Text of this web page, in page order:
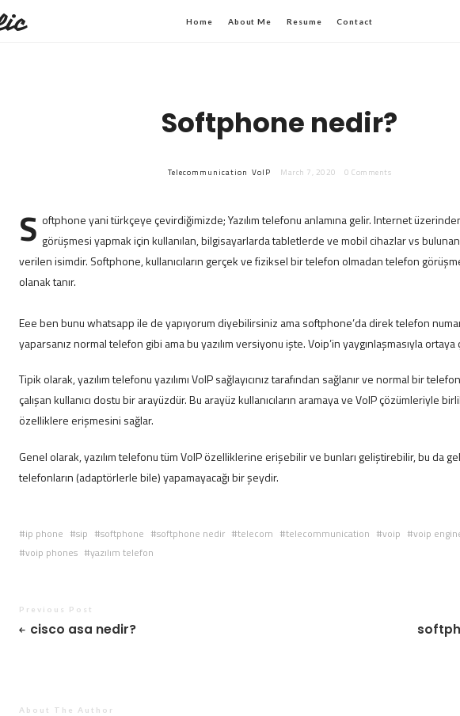
Home About Me Resume Contact
Softphone nedir?
Telecommunication VoIP March 7, 2020 0 Comments
S oftphone yani türkçeye çevirdiğimizde; Yazılım telefonu anlamına gelir. Internet
görüşmesi yapmak için kullanılan, bilgisayarlarda tabletlerde ve mobil cihazlar vs
verilen isimdir. Softphone, kullanıcıların gerçek ve fiziksel bir telefon olmadan telefon
olanak tanır.
Eee ben bunu whatsapp ile de yapıyorum diyebilirsiniz ama softphone’da direk telefon
yaparsanız normal telefon gibi ama bu yazılım versiyonu işte. Voip’in yaygınlaşmasıyla ortaya
Tipik olarak, yazılım telefonu yazılımı VoIP sağlayıcınız tarafından sağlanır ve normal bir
çalışan kullanıcı dostu bir arayüzdür. Bu arayüz kullanıcıların aramaya ve VoIP çözümleriyle
özelliklere erişmesini sağlar.
Genel olarak, yazılım telefonu tüm VoIP özelliklerine erişebilir ve bunları geliştirebilir, bu da
telefonların (adaptörlerle bile) yapamayacağı bir şeydir.
ip phone sip softphone softphone nedir telecom telecommunication voip voip
voip phones
yazılım telefon
Previous Post
cisco asa nedir?
About The Author